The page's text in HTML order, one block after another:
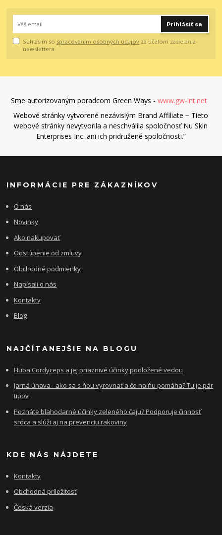
Prihlásiť sa
Súhlasím so spracovaním osobných údajov za účelom zasielania
newslettera.
Sme autorizovaným poradcom Green Ways - www.gw-int.net
Webové stránky vytvorené nezávislým Brand Affiliate − Tieto
webové stránky nevytvorila a neschválila spoločnosť Nu Skin
Enterprises Inc. ani ich pridružené spoločnosti.”
INFORMÁCIE PRE ZÁKAZNÍKOV
O nás
Novinky
Ako nakupovať
Odstúpenie od zmluvy
Obchodné podmienky
Napísali o nás
Kontakty
Blog
NAJČÍTANEJŠIE NA BLOGU
Huba Cordyceps a jej priaznivé účinky podložené vedou
Jarná únava - ako sa s ňou vyrovnať a čo na ňu pomáha? Tu je pár
tipov
Poznáte blahodarné účinky zeleného čaju? Podporuje činnosť
srdca a slúži aj na prevenciu rakoviny
KDE NÁS NÁJDETE
Kontakty
Obchodná príležitosť
Česká verzia